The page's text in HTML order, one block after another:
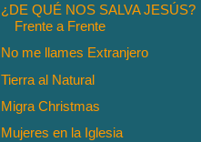
¿DE QUÉ NOS SALVA JESÚS?
Frente a Frente
No me llames Extranjero
Tierra al Natural
Migra Christmas
Mujeres en la Iglesia